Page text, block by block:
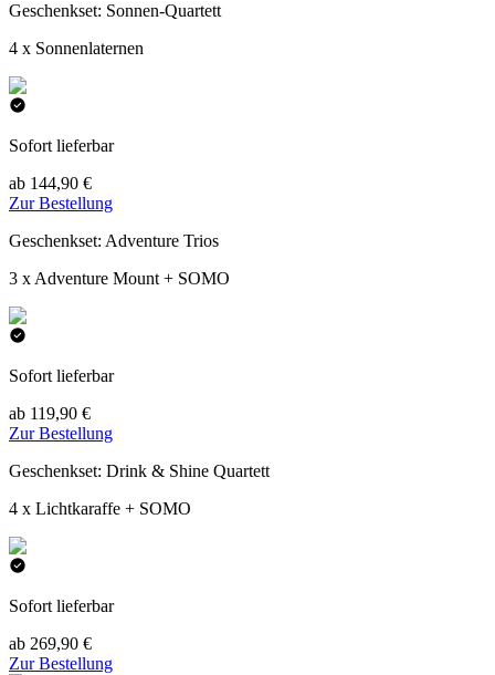
Geschenkset: Sonnen-Quartett
4 x Sonnenlaternen
Sofort lieferbar
ab 144,90 €
Zur Bestellung
Geschenkset: Adventure Trios
3 x Adventure Mount + SOMO
Sofort lieferbar
ab 119,90 €
Zur Bestellung
Geschenkset: Drink & Shine Quartett
4 x Lichtkaraffe + SOMO
Sofort lieferbar
ab 269,90 €
Zur Bestellung